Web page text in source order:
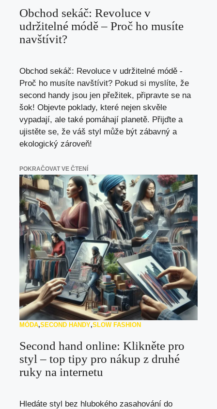
Obchod sekáč: Revoluce v
udržitelné módě – Proč ho musíte
navštívit?
Obchod sekáč: Revoluce v udržitelné módě -
Proč ho musíte navštívit? Pokud si myslíte, že
second handy jsou jen přežitek, připravte se na
šok! Objevte poklady, které nejen skvěle
vypadají, ale také pomáhají planetě. Přijďte a
ujistěte se, že váš styl může být zábavný a
ekologický zároveň!
POKRAČOVAT VE ČTENÍ
MÓDA,SECOND HANDY,SLOW FASHION
Second hand online: Klikněte pro
styl – top tipy pro nákup z druhé
ruky na internetu
Hledáte styl bez hlubokého zasahování do